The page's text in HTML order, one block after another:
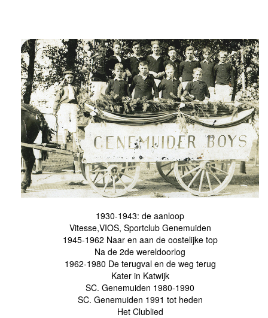
1930-1943: de aanloop
Vitesse,VIOS, Sportclub Genemuiden
1945-1962 Naar en aan de oostelijke top
Na de 2de wereldoorlog
1962-1980 De terugval en de weg terug
Kater in Katwijk
SC. Genemuiden 1980-1990
SC. Genemuiden 1991 tot heden
Het Clublied